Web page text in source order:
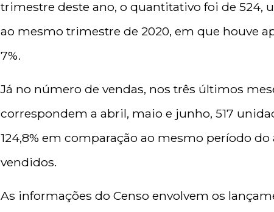
trimestre deste ano, o quantitativo foi de 524,
ao mesmo trimestre de 2020, em que houve
7%.
Já no número de vendas, nos três últimos
correspondem a abril, maio e junho, 517
124,8% em comparação ao mesmo período
vendidos.
As informações do Censo envolvem os